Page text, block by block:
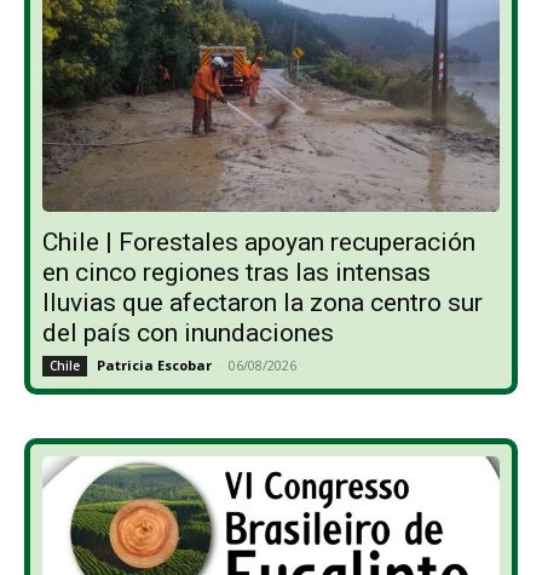
Chile | Forestales apoyan recuperación
en cinco regiones tras las intensas
lluvias que afectaron la zona centro sur
del país con inundaciones
Chile Patricia Escobar - 06/08/2026